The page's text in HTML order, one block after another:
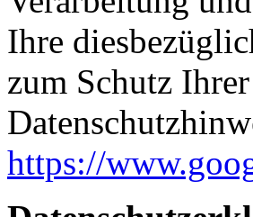
Ihre
zum Schutz
https://